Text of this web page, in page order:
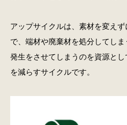
アップサイクルは、素材を変え
で、端材や廃棄材を処分してし
発生をさせてしまうのを資源と
を減らすサイクルです。